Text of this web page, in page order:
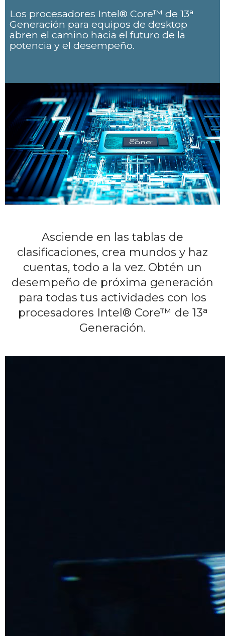
Los procesadores Intel® Core™ de 13ᵃ
Generación para equipos de desktop
abren el camino hacia el futuro de la
potencia y el desempeño.
Asciende en las tablas de
clasificaciones, crea mundos y haz
cuentas, todo a la vez. Obtén un
desempeño de próxima generación
para todas tus actividades con los
procesadores Intel® Core™ de 13ᵃ
Generación.